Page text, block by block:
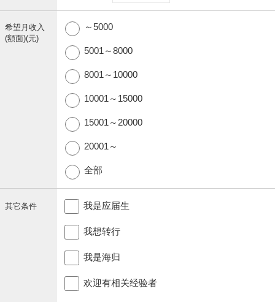
希望月收入
(額面)(元)
～5000
5001～8000
8001～10000
10001～15000
15001～20000
20001～
全部
其它条件 我是应届生
我想转行
我是海归
欢迎有相关经验者